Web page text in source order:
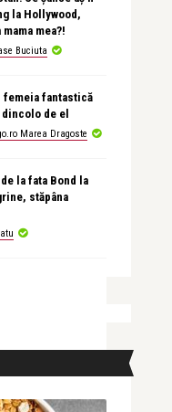
la Hollywood,
mea?!
Buciuta
femeia fantastică
de el
Marea Dragoste
la fata Bond la
stăpâna